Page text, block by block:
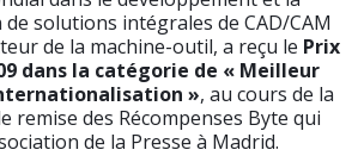
solutions intégrales de CAD/CAM
de la machine-outil, a reçu le Prix
dans la catégorie de « Meilleur
», au cours de la
remise des Récompenses Byte qui
de la Presse à Madrid.